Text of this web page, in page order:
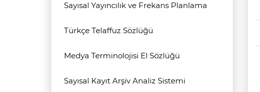
Sayısal Yayıncılık ve Frekans Planlama
Türkçe Telaffuz Sözlüğü
Medya Terminolojisi El Sözlüğü
Sayısal Kayıt Arşiv Analiz Sistemi